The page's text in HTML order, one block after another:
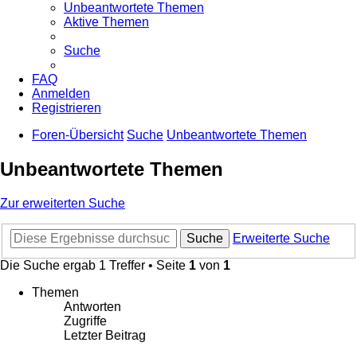
Unbeantwortete Themen
Aktive Themen
Suche
FAQ
Anmelden
Registrieren
Foren-Übersicht Suche Unbeantwortete Themen
Unbeantwortete Themen
Zur erweiterten Suche
Suche
Erweiterte Suche
Die Suche ergab 1 Treffer • Seite 1 von 1
Themen
Antworten
Zugriffe
Letzter Beitrag